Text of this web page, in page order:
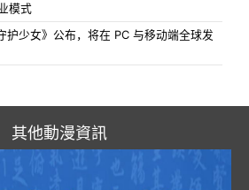
模式
护少女》公布，将在 PC 与移动端全球发
其他動漫資訊